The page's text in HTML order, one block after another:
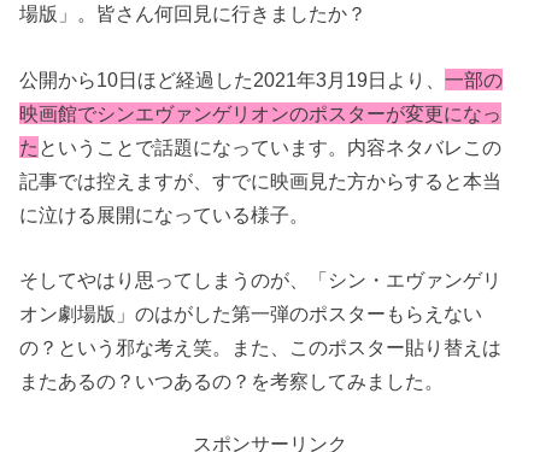
場版」。皆さん何回見に行きましたか？
公開から10日ほど経過した2021年3月19日より、一部の
映画館でシンエヴァンゲリオンのポスターが変更になっ
た ということで話題になっています。内容ネタバレこの
記事では控えますが、すでに映画見た方からすると本当
に泣ける展開になっている様子。
そしてやはり思ってしまうのが、「シン・エヴァンゲリ
オン劇場版」のはがした第一弾のポスターもらえない
の？という邪な考え笑。また、このポスター貼り替えは
またあるの？いつあるの？を考察してみました。
スポンサーリンク